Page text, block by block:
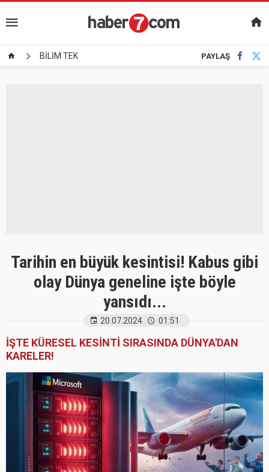
BİLİM TEK PAYLAŞ
Tarihin en büyük kesintisi! Kabus gibi
olay Dünya geneline işte böyle
yansıdı...
20.07.2024 01:51
İŞTE KÜRESEL KESİNTİ SIRASINDA DÜNYA'DAN
KARELER!